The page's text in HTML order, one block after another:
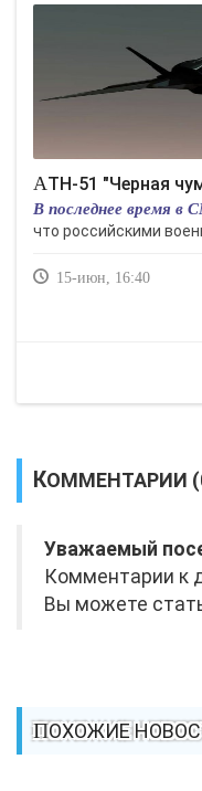
АТН-51 "Черная
В последнее время в
что российскими
15-июн, 16:40
КОММЕНТАРИИ
Уважаемый
Комментарии к
Вы можете
ПОХОЖИЕ